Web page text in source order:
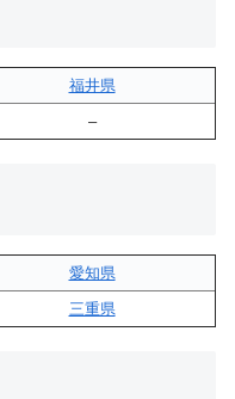
福井県
–
愛知県
三重県